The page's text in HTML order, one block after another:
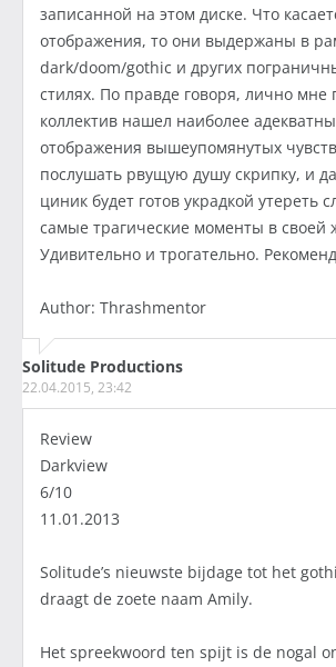
записанной на этом диске. Что
отображения, то они выдержаны в
dark/doom/gothic и других
стилях. По правде говоря, лично мне
коллектив нашел наиболее
отображения вышеупомянутых
послушать рвущую душу скрипку, и
циник будет готов украдкой утереть
самые трагические моменты в своей
Удивительно и трогательно.
Author: Thrashmentor
Solitude Productions
22.04.2015, 23:42
Review
Darkview
6/10
11.01.2013
Solitude’s nieuwste bijdage tot het
draagt de zoete naam Amily.
Het spreekwoord ten spijt is de nogal